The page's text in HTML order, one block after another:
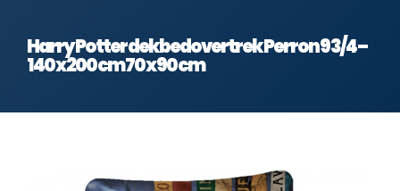
Harry Potter dekbedovertrek Perron 9 3/4 –
140 x 200 cm 70 x 90 cm